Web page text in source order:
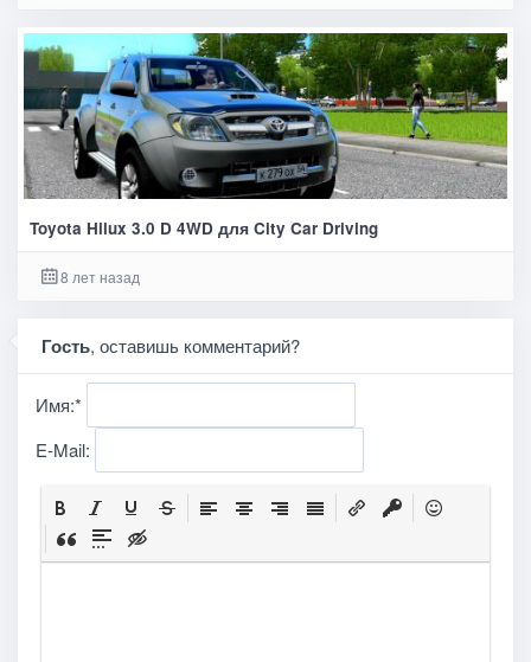
Toyota Hilux 3.0 D 4WD для City Car Driving
8 лет назад
Гость, оставишь комментарий?
Имя:*
E-Mail: